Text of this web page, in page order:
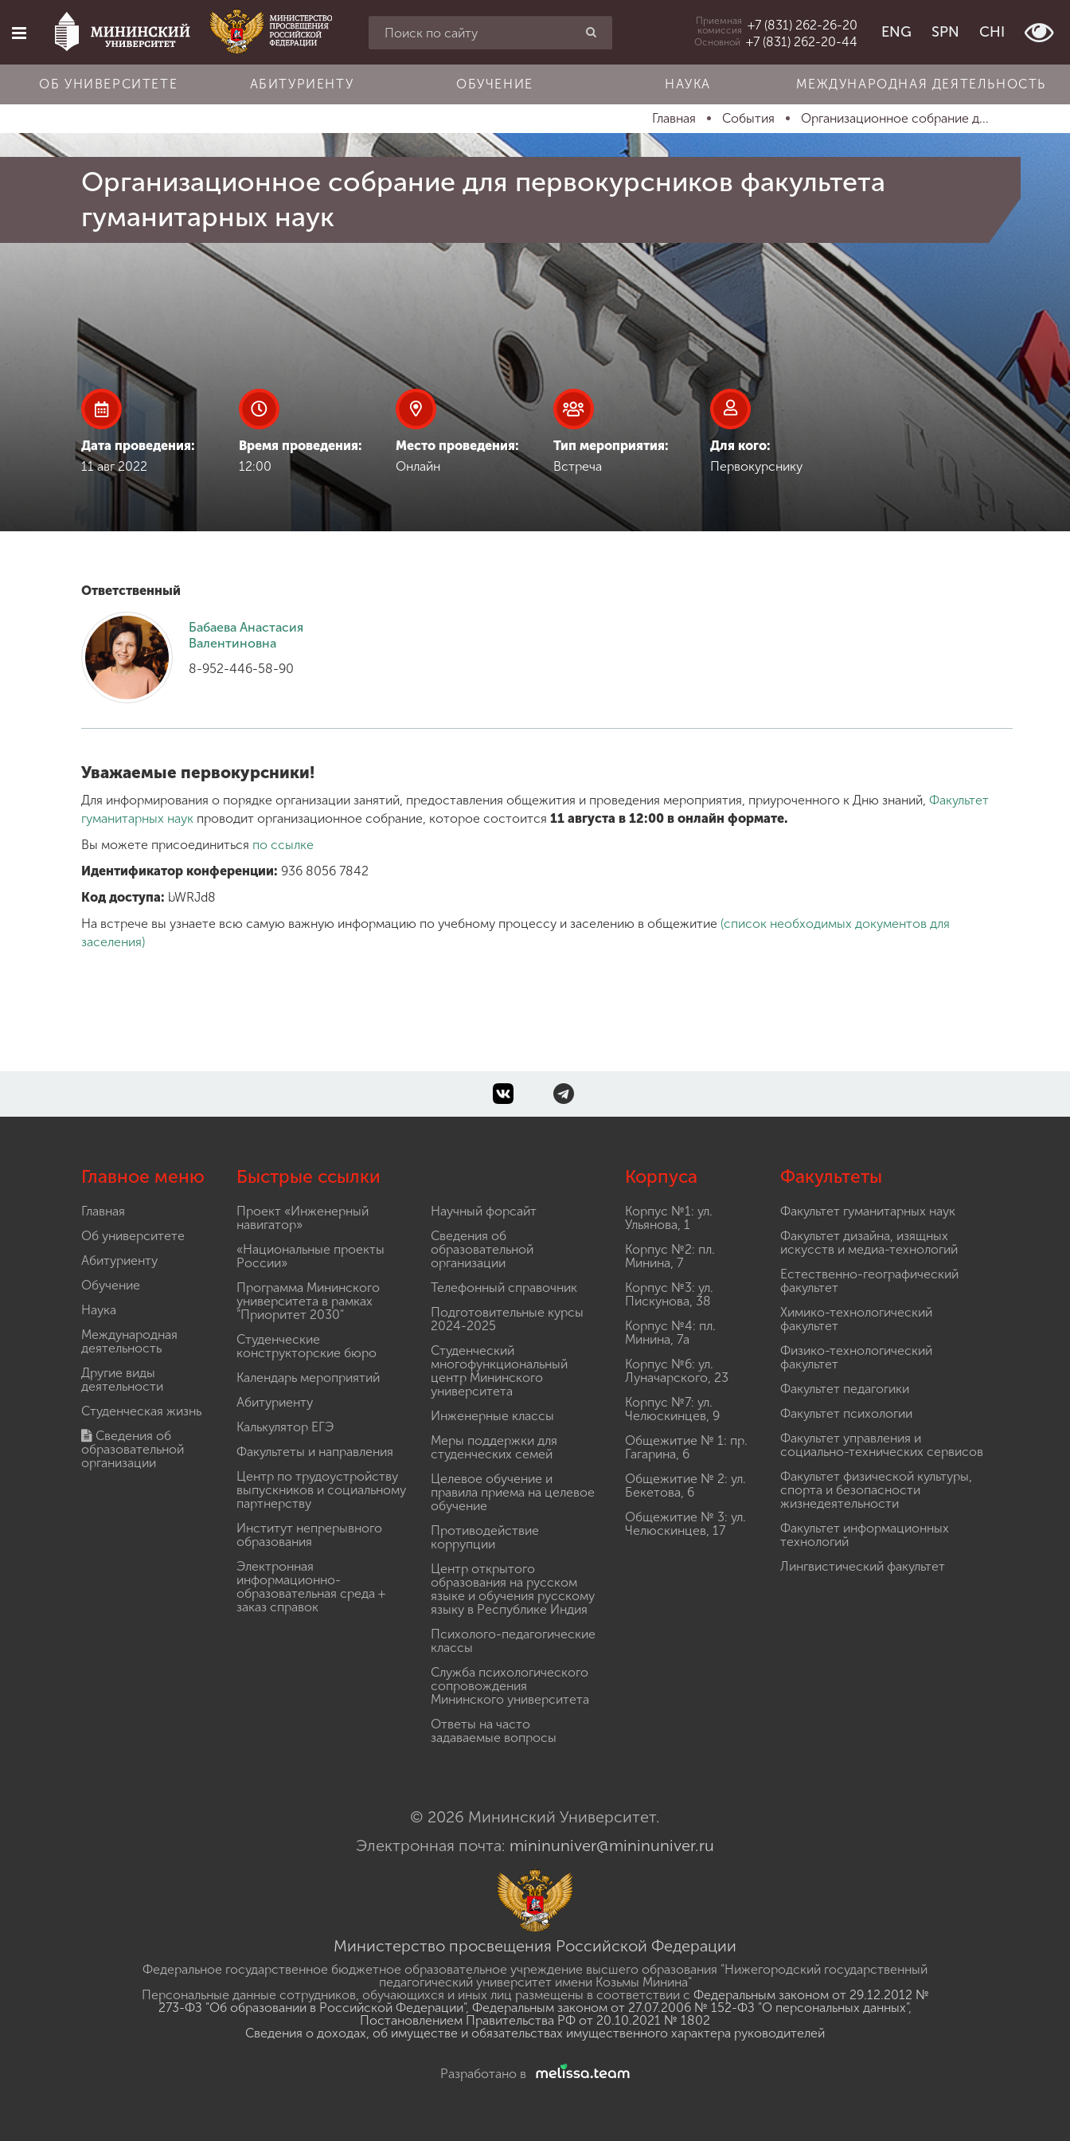
Главная
Об университете
Абитуриенту
Наука
Международная
деятельность
Другие виды
деятельности
жизнь
Сведения об
образовательной
организации
Приемная
комиссия
+7 (831) 262-26-20
Приемная
комиссия +7 (831) 262-26-20
Основной +7 (831) 262-20-44
ENG SPN CHI
ОБ УНИВЕРСИТЕТЕ АБИТУРИЕНТУ ОБУЧЕНИЕ НАУКА МЕЖДУНАРОДНАЯ ДЕЯТЕЛЬНОСТЬ
Главная События Организационное собрание д...
Организационное собрание для первокурсников факультета
гуманитарных наук
Дата проведения:
11 авг 2022
Время проведения:
12:00
Место проведения:
Онлайн
Тип мероприятия:
Встреча
Для кого:
Первокурснику
Ответственный
Бабаева Анастасия
Валентиновна
8-952-446-58-90
Уважаемые первокурсники!
Для информирования о порядке организации занятий, предоставления общежития и проведения мероприятия, приуроченного к Дню знаний, Факультет
гуманитарных наук проводит организационное собрание, которое состоится 11 августа в 12:00 в онлайн формате.
Вы можете присоединиться по ссылке
Идентификатор конференции: 936 8056 7842
Код доступа: bWRJd8
На встрече вы узнаете всю самую важную информацию по учебному процессу и заселению в общежитие (список необходимых документов для
заселения)
Главное меню
Главная
Об университете
Абитуриенту
Обучение
Наука
Международная
деятельность
Другие виды
деятельности
Студенческая жизнь
Сведения об
образовательной
организации
Быстрые ссылки
Проект «Инженерный
навигатор»
«Национальные проекты
России»
Программа Мининского
университета в рамках
"Приоритет 2030"
Студенческие
конструкторские бюро
Календарь мероприятий
Абитуриенту
Калькулятор ЕГЭ
Факультеты и направления
Центр по трудоустройству
выпускников и социальному
партнерству
Институт непрерывного
образования
Электронная
информационно-
образовательная среда +
заказ справок
Научный форсайт
Сведения об
образовательной
организации
Телефонный справочник
Подготовительные курсы
2024-2025
Студенческий
многофункциональный
центр Мининского
университета
Инженерные классы
Меры поддержки для
студенческих семей
Целевое обучение и
правила приема на целевое
обучение
Противодействие
коррупции
Центр открытого
образования на русском
языке и обучения русскому
языку в Республике Индия
Психолого-педагогические
классы
Служба психологического
сопровождения
Мининского университета
Ответы на часто
задаваемые вопросы
Корпуса
Корпус №1: ул.
Ульянова, 1
Корпус №2: пл.
Минина, 7
Корпус №3: ул.
Пискунова, 38
Корпус №4: пл.
Минина, 7а
Корпус №6: ул.
Луначарского, 23
Корпус №7: ул.
Челюскинцев, 9
Общежитие № 1: пр.
Гагарина, 6
Общежитие № 2: ул.
Бекетова, 6
Общежитие № 3: ул.
Челюскинцев, 17
Факультеты
Факультет гуманитарных наук
Факультет дизайна, изящных
искусств и медиа-технологий
Естественно-географический
факультет
Химико-технологический
факультет
Физико-технологический
факультет
Факультет педагогики
Факультет психологии
Факультет управления и
социально-технических сервисов
Факультет физической культуры,
спорта и безопасности
жизнедеятельности
Факультет информационных
технологий
Лингвистический факультет
© 2026 Мининский Университет.
Электронная почта: mininuniver@mininuniver.ru
Министерство просвещения Российской Федерации
Федеральное государственное бюджетное образовательное учреждение высшего образования "Нижегородский государственный
педагогический университет имени Козьмы Минина"
Персональные данные сотрудников, обучающихся и иных лиц размещены в соответствии с Федеральным законом от 29.12.2012 №
273-ФЗ "Об образовании в Российской Федерации", Федеральным законом от 27.07.2006 № 152-ФЗ "О персональных данных",
Постановлением Правительства РФ от 20.10.2021 № 1802
Сведения о доходах, об имуществе и обязательствах имущественного характера руководителей
Разработано в